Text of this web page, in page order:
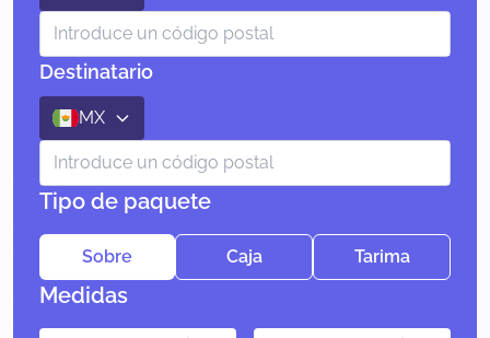
Destinatario
MX
Tipo de paquete
Sobre Caja Tarima
Medidas